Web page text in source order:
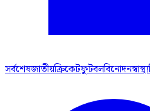
সর্বশেষজাতীয়ক্রিকেটফুটবলবিনোদনস্বাস্থ্য